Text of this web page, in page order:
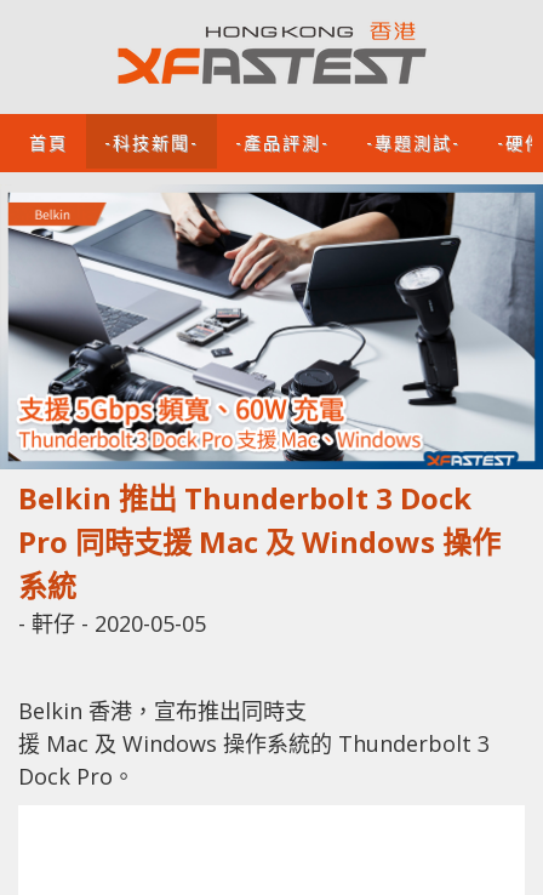
首頁 -科技新聞- -產品評測- -專題測試- -硬
Belkin 推出 Thunderbolt 3 Dock
Pro 同時支援 Mac 及 Windows 操作
系統
- 軒仔 - 2020-05-05
Belkin 香港，宣布推出同時支
援 Mac 及 Windows 操作系統的 Thunderbolt 3
Dock Pro。